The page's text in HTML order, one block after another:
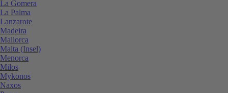
La Gomera
La Palma
Lanzarote
Madeira
Mallorca
Malta (Insel)
Menorca
Milos
Mykonos
Naxos